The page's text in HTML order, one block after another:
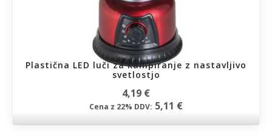
Plastična LED luči za kampiranje z nastavljivo
svetlostjo
4,19 €
Cena z 22% DDV: 5,11 €